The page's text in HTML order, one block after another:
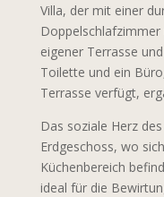
Villa, der mit einer
eigener Terrasse
Toilette und ein
Terrasse verfügt,
Das soziale Herz
Erdgeschoss, wo
Küchenbereich
ideal für die